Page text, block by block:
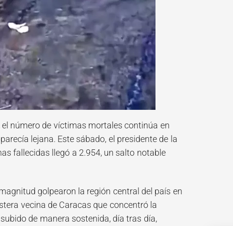
número de víctimas mortales continúa en
lejana. Este sábado, el presidente de la
fallecidas llegó a 2.954, un salto notable
golpearon la región central del país en
vecina de Caracas que concentró la
de manera sostenida, día tras día,